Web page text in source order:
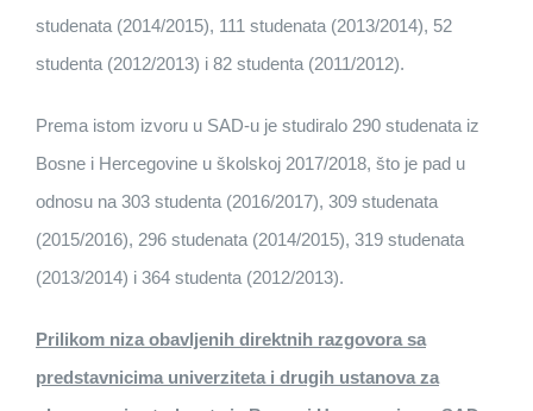
studenata (2014/2015), 111 studenata (2013/2014), 52
studenta (2012/2013) i 82 studenta (2011/2012).
Prema istom izvoru u SAD-u je studiralo 290 studenata iz
Bosne i Hercegovine u školskoj 2017/2018, što je pad u
odnosu na 303 studenta (2016/2017), 309 studenata
(2015/2016), 296 studenata (2014/2015), 319 studenata
(2013/2014) i 364 studenta (2012/2013).
Prilikom niza obavljenih direktnih razgovora sa
predstavnicima univerziteta i drugih ustanova za